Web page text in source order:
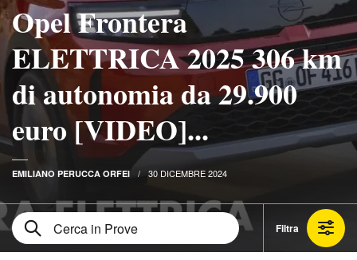
Opel Frontera
ELETTRICA 2025 306 km
di autonomia da 29.900
euro [VIDEO]...
EMILIANO PERUCCA ORFEI 30 DICEMBRE 2024
Filtra